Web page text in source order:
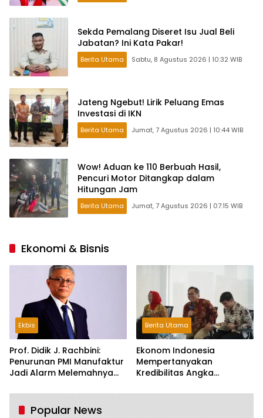
Sekda Pemalang Diseret Isu Jual Beli
Jabatan? Ini Kata Pakar!
Berita Utama Sabtu, 8 Agustus 2026 | 10:32 WIB
Jateng Ngebut! Lirik Peluang Emas
Investasi di IKN
Berita Utama Jumat, 7 Agustus 2026 | 10:44 WIB
Wow! Aduan ke 110 Berbuah Hasil,
Pencuri Motor Ditangkap dalam
Hitungan Jam
Berita Utama Jumat, 7 Agustus 2026 | 07:15 WIB
Ekonomi & Bisnis
Ekbis
Prof. Didik J. Rachbini:
Penurunan PMI Manufaktur
Jadi Alarm Melemahnya
Berita Utama
Ekonom Indonesia
Mempertanyakan
Kredibilitas Angka
Tumbuh Tapi Rapuh
Popular News